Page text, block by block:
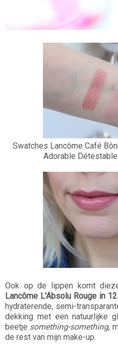
Swatches Lancôme Café
Adorable
Ook op de lippen komt
Lancôme L'Absolu Rouge in
hydraterende, semi-
dekking met een natuurlijke
beetje something-something,
de rest van mijn make-up.